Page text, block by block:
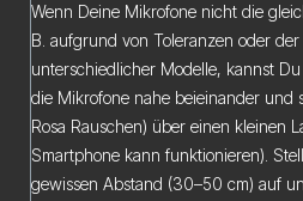
Wenn Deine Mikrofone nicht die
B. aufgrund von Toleranzen oder
unterschiedlicher Modelle, kannst
die Mikrofone nahe beieinander und
Rosa Rauschen) über einen kleinen
Smartphone kann funktionieren).
gewissen Abstand (30–50 cm) auf